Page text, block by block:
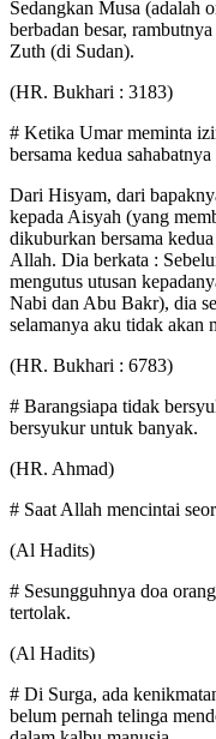
Sedangkan Musa (adalah
berbadan besar,
Zuth (di Sudan).
(HR. Bukhari : 3183)
# Ketika Umar meminta
bersama kedua sahabatnya
Dari Hisyam, dari
kepada Aisyah (yang
dikuburkan bersama
Allah. Dia berkata :
mengutus utusan
Nabi dan Abu Bakr), dia
selamanya aku tidak akan
(HR. Bukhari : 6783)
# Barangsiapa tidak
bersyukur untuk banyak.
(HR. Ahmad)
# Saat Allah mencintai
(Al Hadits)
# Sesungguhnya doa
tertolak.
(Al Hadits)
# Di Surga, ada
belum pernah telinga